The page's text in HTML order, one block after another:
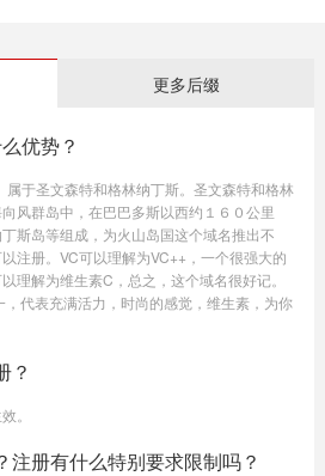
更多后缀
优势？
属于圣文森特和格林纳丁斯。圣文森特和格林
风群岛中，在巴巴多斯以西约１６０公里
斯岛等组成，为火山岛国这个域名推出不
注册。VC可以理解为VC++，一个很强大的
理解为维生素C，总之，这个域名很好记。
代表充满活力，时尚的感觉，维生素，为你
？
。
注册有什么特别要求限制吗？